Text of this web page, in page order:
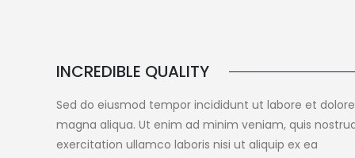
INCREDIBLE QUALITY
Sed do eiusmod tempor incididunt ut labore et dolore
magna aliqua. Ut enim ad minim veniam, quis
exercitation ullamco laboris nisi ut aliquip ex ea